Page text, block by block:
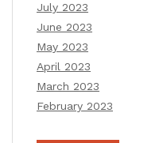
July 2023
June 2023
May 2023
April 2023
March 2023
February 2023